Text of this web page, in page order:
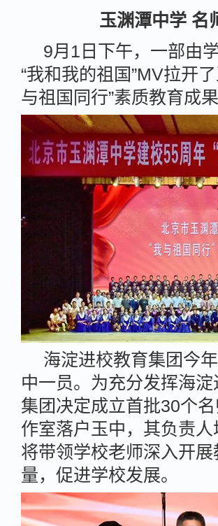
玉渊潭中学 名
9月1日下午，一部由
“我和我的祖国”MV拉开
与祖国同行”素质教育成
海淀进校教育集团今
中一员。为充分发挥海
集团决定成立首批30个
作室落户玉中，其负责
将带领学校老师深入开
量，促进学校发展。